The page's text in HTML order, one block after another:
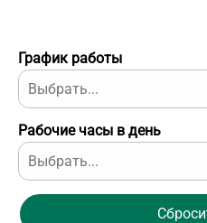
График работы
Рабочие часы в день